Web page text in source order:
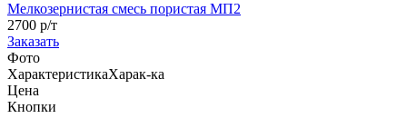
Мелкозернистая смесь пористая МП2
2700 р/т
Заказать
Фото
ХарактеристикаХарак-ка
Цена
Кнопки